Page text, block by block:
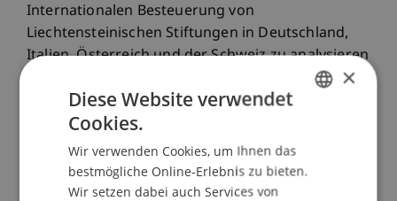
Internationalen Besteuerung von
Liechtensteinischen Stiftungen in Deutschland,
Italien, Österreich und der Schweiz zu analysieren
und die sich daraus ergebenden Chancen und
Herausforderungen aufzuzeigen.
Als Referentinnen und Referenten konnten
hierfür gewonnen werden:
Prof. Dr. Friedrich Fraberger, LL.M., TEP, StB,
×
Diese Website verwendet
Cookies.
Wir verwenden Cookies, um Ihnen das
bestmögliche Online-Erlebnis zu bieten.
Wir setzen dabei auch Services von